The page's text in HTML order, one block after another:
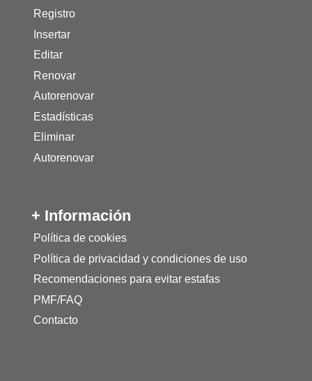
Registro
Insertar
Editar
Renovar
Autorenovar
Estadísticas
Eliminar
Autorenovar
+ Información
Política de cookies
Política de privacidad y condiciones de uso
Recomendaciones para evitar estafas
PMF/FAQ
Contacto